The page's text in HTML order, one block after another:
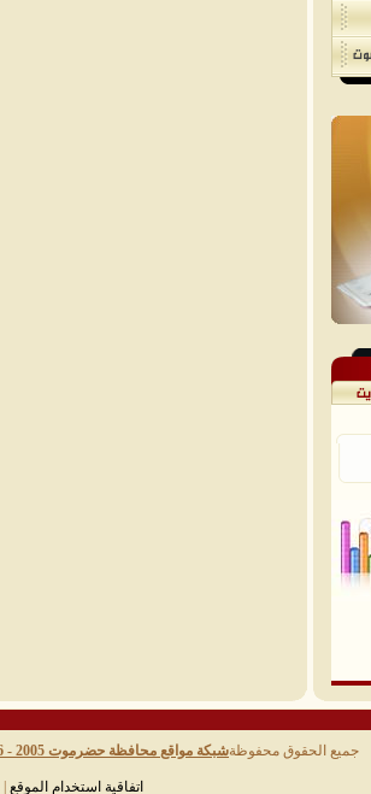
جميع الحقوق محفوظةشبكة مواقع محافظة حضرموت 2005 - 2026
اتفاقية استخدام الموقع